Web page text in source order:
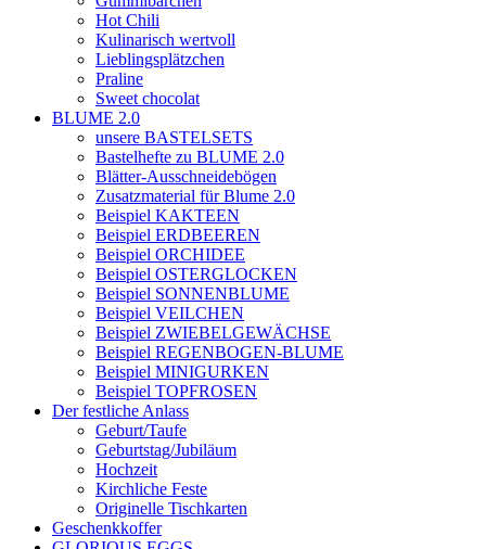
Hot Chili
Kulinarisch wertvoll
Lieblingsplätzchen
Praline
Sweet chocolat
BLUME 2.0
unsere BASTELSETS
Bastelhefte zu BLUME 2.0
Blätter-Ausschneidebögen
Zusatzmaterial für Blume 2.0
Beispiel KAKTEEN
Beispiel ERDBEEREN
Beispiel ORCHIDEE
Beispiel OSTERGLOCKEN
Beispiel SONNENBLUME
Beispiel VEILCHEN
Beispiel ZWIEBELGEWÄCHSE
Beispiel REGENBOGEN-BLUME
Beispiel MINIGURKEN
Beispiel TOPFROSEN
Der festliche Anlass
Geburt/Taufe
Geburtstag/Jubiläum
Hochzeit
Kirchliche Feste
Originelle Tischkarten
Geschenkkoffer